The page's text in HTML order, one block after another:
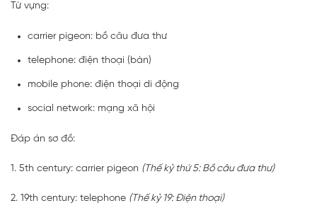
Từ vựng:
carrier pigeon: bồ câu đưa thư
telephone: điện thoại (bàn)
mobile phone: điện thoại di động
social network: mạng xã hội
Đáp án sơ đồ:
1. 5th century: carrier pigeon (Thế kỷ thứ 5: Bồ câu đưa thư)
2. 19th century: telephone (Thế kỷ 19: Điện thoại)